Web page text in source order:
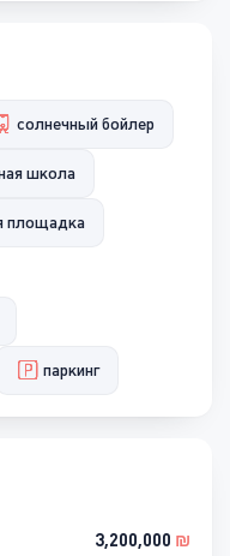
солнечный бойлер
школа
площадка
паркинг
3,200,000 ₪